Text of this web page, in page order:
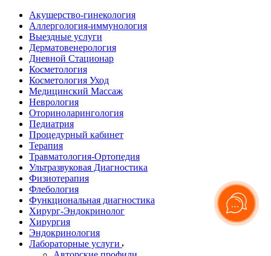
Акушерство-гинекология
Аллергология-иммунология
Выездные услуги
Дерматовенерология
Дневной Стационар
Косметология
Косметология Уход
Медицинский Массаж
Неврология
Оториноларингология
Педиатрия
Процедурный кабинет
Терапия
Травматология-Ортопедия
Ультразвуковая Диагностика
Физиотерапия
Флебология
Функциональная диагностика
Хирург-Эндокринолог
Хирургия
Эндокринология
Лабораторные услуги